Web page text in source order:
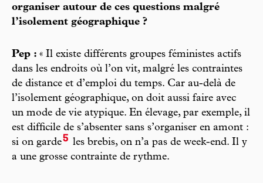
organiser autour de ces questions malgré
l’isolement géographique ?
Pep : « Il existe différents groupes féministes actifs
dans les endroits où l’on vit, malgré les contraintes
de distance et d’emploi du temps. Car au-delà de
l’isolement géographique, on doit aussi faire avec
un mode de vie atypique. En élevage, par exemple, il
est difficile de s’absenter sans s’organiser en amont :
si on garde5 les brebis, on n’a pas de week-end. Il y
a une grosse contrainte de rythme.